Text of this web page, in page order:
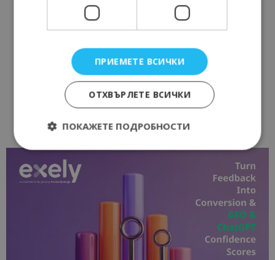
ПРИЕМЕТЕ ВСИЧКИ
ОТХВЪРЛЕТЕ ВСИЧКИ
ПОКАЖЕТЕ ПОДРОБНОСТИ
Строго необходимо
Строго необходимите бисквитки позволяват
основната функционалност на уебсайта, като
потребителско влизане и управление на
акаунта. Уебсайтът не може да се използва